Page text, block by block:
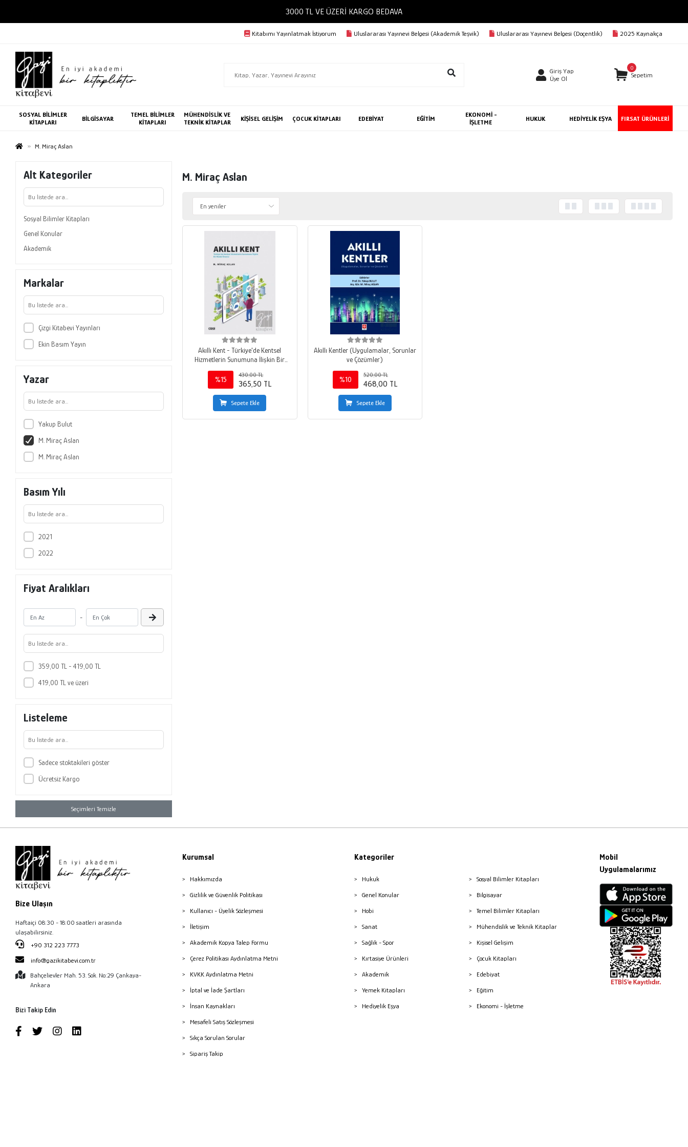
Kitabımı Yayınlatmak İstiyorum Uluslararası Yayınevi Belgesi (Akademik Teşvik) Uluslararası Yayınevi Belgesi (Doçentlik) 2025 Kaynakça
Giriş Yap
Üye Ol
0
Sepetim
SOSYAL BİLİMLER
KİTAPLARI
BİLGİSAYAR
TEMEL BİLİMLER
KİTAPLARI
MÜHENDİSLİK VE
TEKNİK KİTAPLAR
KİŞİSEL GELİŞİM ÇOCUK KİTAPLARI EDEBİYAT EĞİTİM
EKONOMİ -
İŞLETME
HUKUK HEDİYELİK EŞYA FIRSAT ÜRÜNLERİ
M. Miraç Aslan
Alt Kategoriler
Sosyal Bilimler Kitapları
Genel Konular
Akademik
Markalar
Çizgi Kitabevi Yayınları
Ekin Basım Yayın
Yazar
Yakup Bulut
M. Miraç Aslan
M. Miraç Aslan
Basım Yılı
2021
2022
Fiyat Aralıkları
-
359,00 TL - 419,00 TL
419,00 TL ve üzeri
Listeleme
Sadece stoktakileri göster
Ücretsiz Kargo
Seçimleri Temizle
M. Miraç Aslan
Akıllı Kent - Türkiye'de Kentsel
Hizmetlerin Sunumuna İlişkin Bir
Model Önerisi
%15
430,00 TL
365,50 TL
Sepete Ekle
Akıllı Kentler (Uygulamalar, Sorunlar
ve Çözümler)
%10
520,00 TL
468,00 TL
Sepete Ekle
Bize Ulaşın
Haftaiçi 08:30 - 18:00 saatleri arasında
ulaşabilirsiniz.
+90 312 223 7773
info@gazikitabevi.com.tr
Bahçelievler Mah. 53. Sok. No:29 Çankaya-
Ankara
Bizi Takip Edin
Kurumsal
Hakkımızda
Gizlilik ve Güvenlik Politikası
Kullanıcı - Üyelik Sözleşmesi
İletişim
Akademik Kopya Talep Formu
Çerez Politikası Aydınlatma Metni
KVKK Aydınlatma Metni
İptal ve İade Şartları
İnsan Kaynakları
Mesafeli Satış Sözleşmesi
Sıkça Sorulan Sorular
Sipariş Takip
Kategoriler
Hukuk
Genel Konular
Hobi
Sanat
Sağlık - Spor
Kırtasiye Ürünleri
Akademik
Yemek Kitapları
Hediyelik Eşya
Sosyal Bilimler Kitapları
Bilgisayar
Temel Bilimler Kitapları
Mühendislik ve Teknik Kitaplar
Kişisel Gelişim
Çocuk Kitapları
Edebiyat
Eğitim
Ekonomi - İşletme
Mobil
Uygulamalarımız